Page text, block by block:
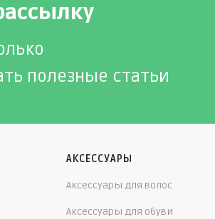
полезные статьи
АКСЕССУАРЫ
Аксессуары для волос
Аксессуары для обуви